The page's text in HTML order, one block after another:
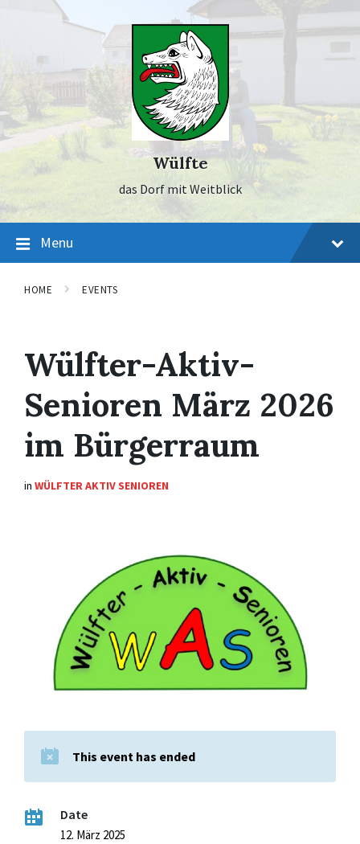
Wülfte
das Dorf mit Weitblick
Menu
HOME EVENTS
Wülfter-Aktiv-
Senioren März 2026
im Bürgerraum
in WÜLFTER AKTIV SENIOREN
This event has ended
Date
12. März 2025